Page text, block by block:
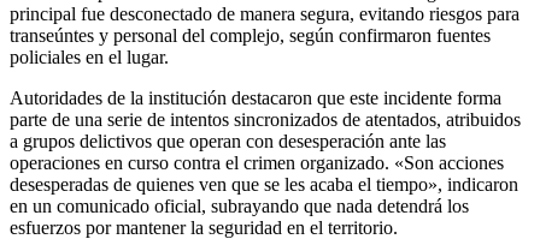
principal fue desconectado de manera segura, evitando riesgos para
transeúntes y personal del complejo, según confirmaron fuentes
policiales en el lugar.
Autoridades de la institución destacaron que este incidente forma
parte de una serie de intentos sincronizados de atentados, atribuidos
a grupos delictivos que operan con desesperación ante las
operaciones en curso contra el crimen organizado. «Son acciones
desesperadas de quienes ven que se les acaba el tiempo», indicaron
en un comunicado oficial, subrayando que nada detendrá los
esfuerzos por mantener la seguridad en el territorio.